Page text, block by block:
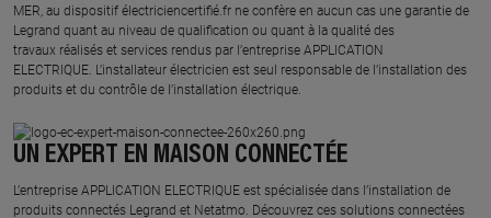
MER, au dispositif électriciencertifié.fr ne confère en aucun cas une garantie de
Legrand quant au niveau de qualification ou quant à la qualité des
travaux réalisés et services rendus par l’entreprise APPLICATION
ELECTRIQUE. L’installateur électricien est seul responsable de l’installation des
produits et du contrôle de l’installation électrique.
UN EXPERT EN MAISON CONNECTÉE
L’entreprise APPLICATION ELECTRIQUE est spécialisée dans l’installation de
produits connectés Legrand et Netatmo. Découvrez ces solutions connectées